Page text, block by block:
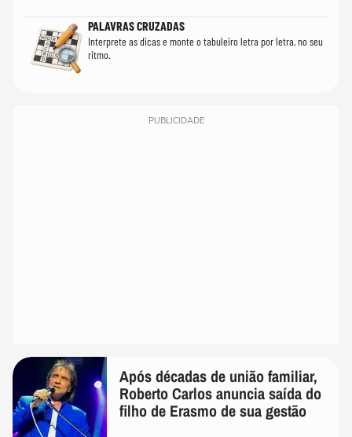
PALAVRAS CRUZADAS
Interprete as dicas e monte o tabuleiro letra por letra, no seu
ritmo.
PUBLICIDADE
Após décadas de união familiar,
Roberto Carlos anuncia saída do
filho de Erasmo de sua gestão